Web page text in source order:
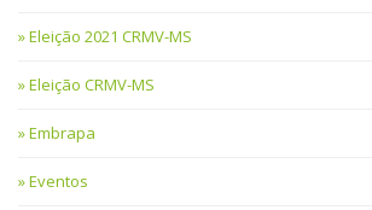
Eleição 2021 CRMV-MS
Eleição CRMV-MS
Embrapa
Eventos